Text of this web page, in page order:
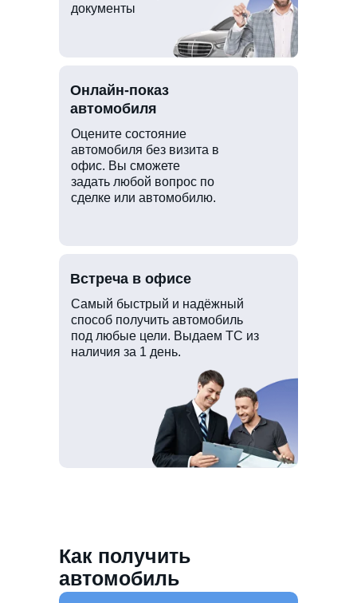
документы
Оцените состояние
автомобиля без визита в
офис. Вы сможете
задать любой вопрос по
сделке или автомобилю.
Самый быстрый и надёжный
способ получить автомобиль
под любые цели. Выдаем ТС из
наличия за 1 день.
Онлайн-показ
автомобиля
Встреча в офисе
Как получить
автомобиль